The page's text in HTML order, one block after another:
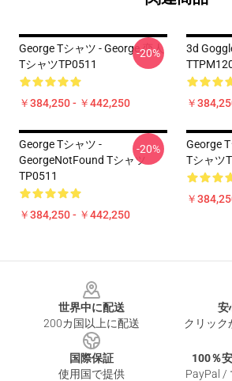
George Tシャツ - George 恋人
TシャツTP0511
￥384,250 - ￥442,250
-20%
3d
￥
George Tシャツ -
GeorgeNotFound Tシャツ
TP0511
￥384,250 - ￥442,250
-20%
George
Tシャツ
￥
世界中に配送
200カ国以上に配送
安
クリッ
国際保証
使用国で提供
100％
PayPal /